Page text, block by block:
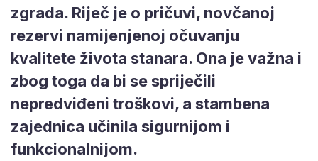
zgrada. Riječ je o pričuvi, novčanoj
rezervi namijenjenoj očuvanju
kvalitete života stanara. Ona je važna i
zbog toga da bi se spriječili
nepredviđeni troškovi, a stambena
zajednica učinila sigurnijom i
funkcionalnijom.